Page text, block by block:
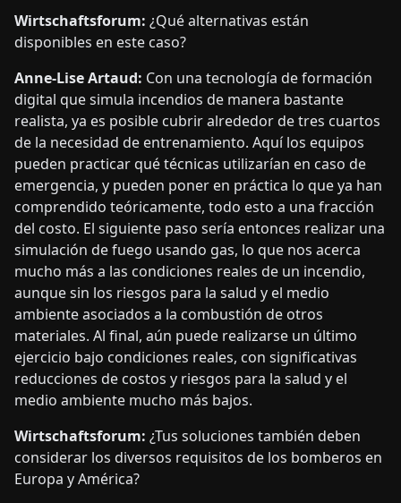
Wirtschaftsforum: ¿Qué alternativas están
disponibles en este caso?
Anne-Lise Artaud: Con una tecnología de formación
digital que simula incendios de manera bastante
realista, ya es posible cubrir alrededor de tres cuartos
de la necesidad de entrenamiento. Aquí los equipos
pueden practicar qué técnicas utilizarían en caso de
emergencia, y pueden poner en práctica lo que ya han
comprendido teóricamente, todo esto a una fracción
del costo. El siguiente paso sería entonces realizar una
simulación de fuego usando gas, lo que nos acerca
mucho más a las condiciones reales de un incendio,
aunque sin los riesgos para la salud y el medio
ambiente asociados a la combustión de otros
materiales. Al final, aún puede realizarse un último
ejercicio bajo condiciones reales, con significativas
reducciones de costos y riesgos para la salud y el
medio ambiente mucho más bajos.
Wirtschaftsforum: ¿Tus soluciones también deben
considerar los diversos requisitos de los bomberos en
Europa y América?